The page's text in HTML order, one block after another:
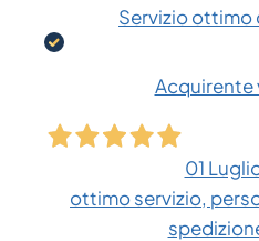
Servizio ottimo
01
ottimo servizio,